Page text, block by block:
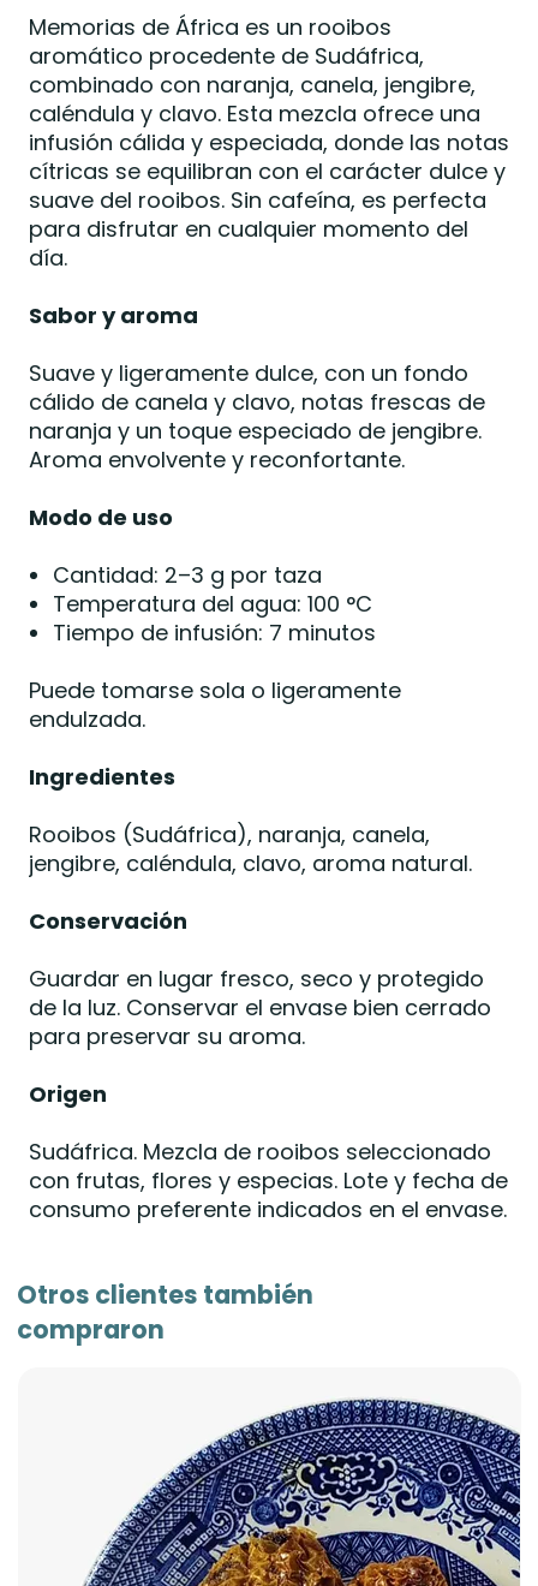
Memorias de África es un rooibos
aromático procedente de Sudáfrica,
combinado con naranja, canela, jengibre,
caléndula y clavo. Esta mezcla ofrece una
infusión cálida y especiada, donde las notas
cítricas se equilibran con el carácter dulce y
suave del rooibos. Sin cafeína, es perfecta
para disfrutar en cualquier momento del
día.
Sabor y aroma
Suave y ligeramente dulce, con un fondo
cálido de canela y clavo, notas frescas de
naranja y un toque especiado de jengibre.
Aroma envolvente y reconfortante.
Modo de uso
Cantidad: 2–3 g por taza
Temperatura del agua: 100 °C
Tiempo de infusión: 7 minutos
Puede tomarse sola o ligeramente
endulzada.
Ingredientes
Rooibos (Sudáfrica), naranja, canela,
jengibre, caléndula, clavo, aroma natural.
Conservación
Guardar en lugar fresco, seco y protegido
de la luz. Conservar el envase bien cerrado
para preservar su aroma.
Origen
Sudáfrica. Mezcla de rooibos seleccionado
con frutas, flores y especias. Lote y fecha de
consumo preferente indicados en el envase.
Otros clientes también
compraron